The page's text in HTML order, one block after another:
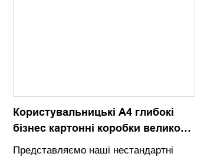
Користувальницькі A4 глибокі
бізнес картонні коробки великого
розміру для доставки вантажу,
Представляємо наші нестандартні